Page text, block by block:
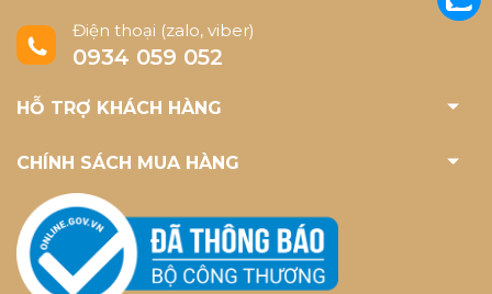
Điện thoại (zalo, viber)
0934 059 052
HỖ TRỢ KHÁCH HÀNG
CHÍNH SÁCH MUA HÀNG